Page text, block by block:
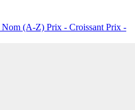
Nom (A-Z) Prix - Croissant Prix -